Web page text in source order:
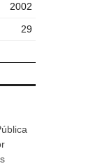
2002
29